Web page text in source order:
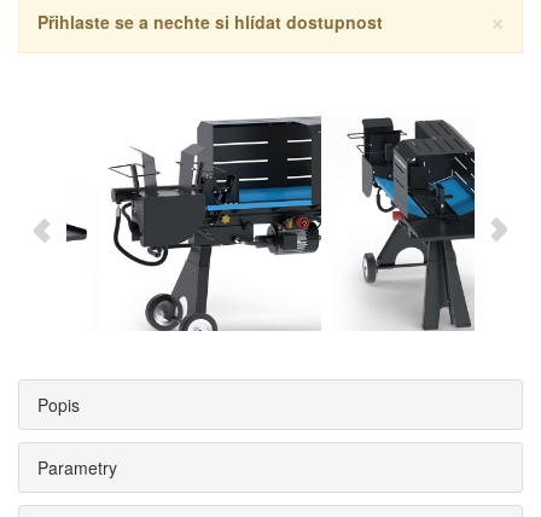
×
Přihlaste se a nechte si hlídat dostupnost
Popis
Parametry